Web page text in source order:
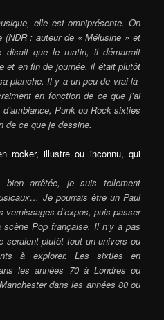
elle est omniprésente. On
: auteur de « Mélusine » et
disait que le matin, il démarrait
et en fin de journée, il était plutôt
planche. Il y a un peu de vrai là-
en fonction de ce que j’ai
Punk ou Rock sixties
de ce que je dessine.
rocker, illustre ou inconnu, qui
bien arrêtée, je suis tellement
Je pourrais être un Paul
d’expos, puis passer
Pop française. Il n’y a pas
seraient plutôt tout un univers ou
à explorer. Les sixties en
les années 70 à Londres ou
dans les années 80 ou